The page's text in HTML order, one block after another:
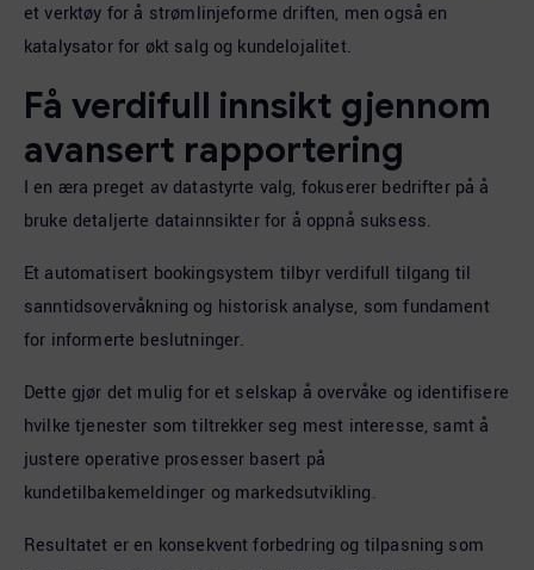
et verktøy for å strømlinjeforme driften, men også en
katalysator for økt salg og kundelojalitet.
Få verdifull innsikt gjennom
avansert rapportering
I en æra preget av datastyrte valg, fokuserer bedrifter på å
bruke detaljerte datainnsikter for å oppnå suksess.
Et automatisert bookingsystem tilbyr verdifull tilgang til
sanntidsovervåkning og historisk analyse, som fundament
for informerte beslutninger.
Dette gjør det mulig for et selskap å overvåke og identifisere
hvilke tjenester som tiltrekker seg mest interesse, samt å
justere operative prosesser basert på
kundetilbakemeldinger og markedsutvikling.
Resultatet er en konsekvent forbedring og tilpasning som